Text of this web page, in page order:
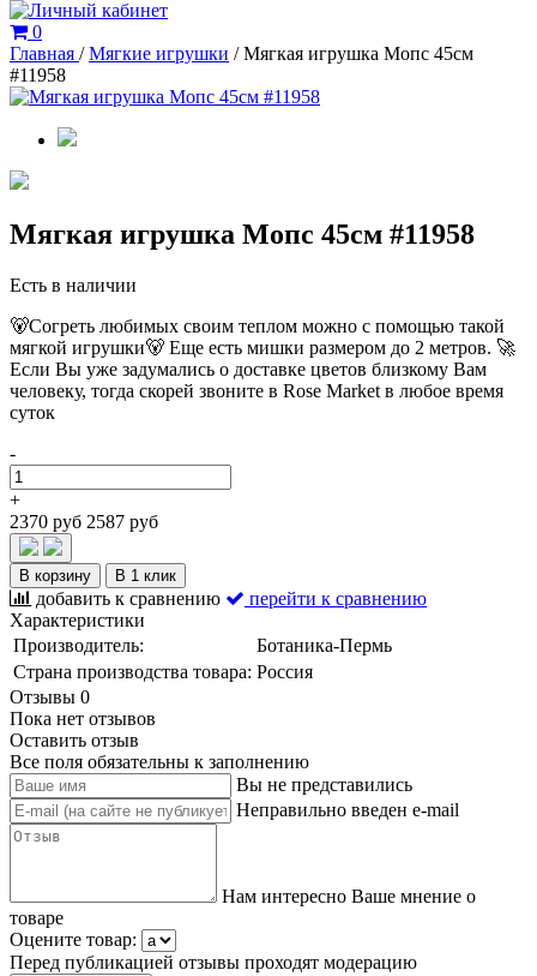
0
Главная /Мягкие игрушки /Мягкая игрушка Мопс 45см
#11958
Мягкая игрушка Мопс 45см #11958
Есть в наличии
🐻Согреть любимых своим теплом можно с помощью такой
мягкой игрушки🐻 Еще есть мишки размером до 2 метров. 🚀
Если Вы уже задумались о доставке цветов близкому Вам
человеку, тогда скорей звоните в Rose Market в любое время
суток
-
+
2370 руб 2587 руб
В корзину В 1 клик
добавить к сравнению
перейти к сравнению
Характеристики
Производитель:
Ботаника-Пермь
Страна производства товара: Россия
Отзывы 0
Пока нет отзывов
Оставить отзыв
Все поля обязательны к заполнению
Вы не представились
Неправильно введен e-mail
Нам интересно Ваше мнение о
товаре
Оцените товар:
Перед публикацией отзывы проходят модерацию